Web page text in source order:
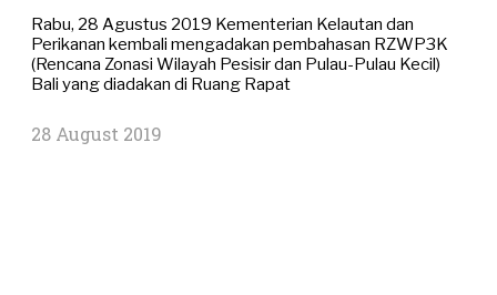
Rabu, 28 Agustus 2019 Kementerian Kelautan dan
Perikanan kembali mengadakan pembahasan RZWP3K
(Rencana Zonasi Wilayah Pesisir dan Pulau-Pulau Kecil)
Bali yang diadakan di Ruang Rapat
28 August 2019